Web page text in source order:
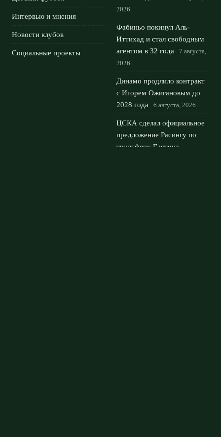
Интервью и мнения
Новости клубов
Социальные проекты
2026
Фабиньо покинул Аль-
Иттихад и стал свободным
агентом в 32 года
7 августа,
2026
Динамо продлило контракт
с Игорем Ожигановым до
2028 года
6 августа, 2026
ЦСКА сделал официальное
предложение Расингу по
трансферу Гастона